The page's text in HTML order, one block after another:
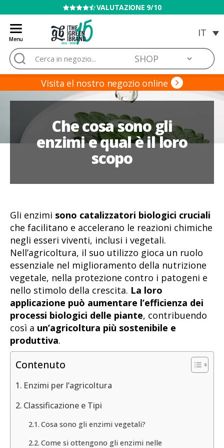
VENDITA VIETATA AI MINORI
Menu
Blog
de
Grow
Barato
Cerca:
Visita el nostro negozio online
Che cosa sono gli
enzimi e qual è il loro
scopo
Gli enzimi sono catalizzatori biologici cruciali
che facilitano e accelerano le reazioni chimiche
negli esseri viventi, inclusi i vegetali.
Nell’agricoltura, il suo utilizzo gioca un ruolo
essenziale nel miglioramento della nutrizione
vegetale, nella protezione contro i patogeni e
nello stimolo della crescita. La loro
applicazione può aumentare l’efficienza dei
processi biologici delle piante, contribuendo
così a un’agricoltura più sostenibile e
produttiva.
Contenuto
Enzimi per l’agricoltura
Classificazione e Tipi
Cosa sono gli enzimi vegetali?
Come si ottengono gli enzimi nelle